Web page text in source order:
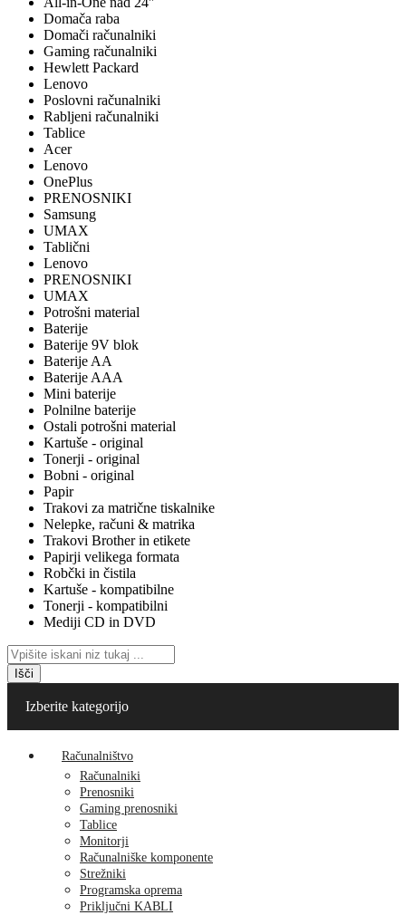
Domača raba
Domači računalniki
Gaming računalniki
Hewlett Packard
Lenovo
Poslovni računalniki
Rabljeni računalniki
Tablice
Acer
Lenovo
OnePlus
PRENOSNIKI
Samsung
UMAX
Tablični
Lenovo
PRENOSNIKI
UMAX
Potrošni material
Baterije
Baterije 9V blok
Baterije AA
Baterije AAA
Mini baterije
Polnilne baterije
Ostali potrošni material
Kartuše - original
Tonerji - original
Bobni - original
Papir
Trakovi za matrične tiskalnike
Nelepke, računi & matrika
Trakovi Brother in etikete
Papirji velikega formata
Robčki in čistila
Kartuše - kompatibilne
Tonerji - kompatibilni
Mediji CD in DVD
Išči
Izberite kategorijo
Računalništvo
Računalniki
Prenosniki
Gaming prenosniki
Tablice
Monitorji
Računalniške komponente
Strežniki
Programska oprema
Priključni KABLI